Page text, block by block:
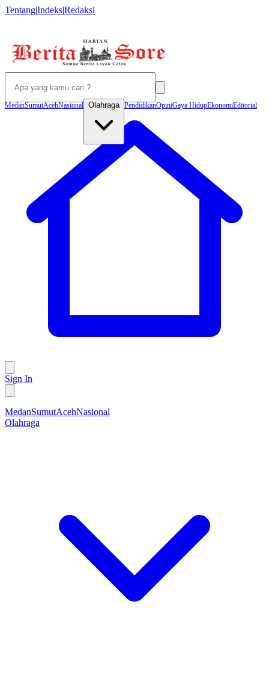
Tentang|Indeks|Redaksi
MedanSumutAcehNasional Olahraga PendidikanOpiniGaya HidupEkonomiEditorial
Sign In
MedanSumutAcehNasional
Olahraga